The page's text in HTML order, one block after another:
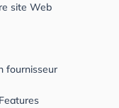
site Web
fournisseur